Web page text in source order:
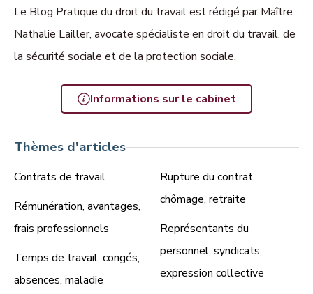
Le Blog Pratique du droit du travail est rédigé par Maître
Nathalie Lailler, avocate spécialiste en droit du travail, de
la sécurité sociale et de la protection sociale.
Informations sur le cabinet
Thèmes d'articles
Contrats de travail
Rémunération, avantages,
frais professionnels
Temps de travail, congés,
absences, maladie
Rupture du contrat,
chômage, retraite
Représentants du
personnel, syndicats,
expression collective